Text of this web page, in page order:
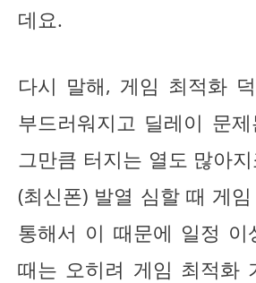
데요.
다시 말해, 게임 최적화
부드러워지고 딜레이 문
그만큼 터지는 열도 많아
(최신폰) 발열 심할 때 게
통해서 이 때문에 일정 이
때는 오히려 게임 최적화